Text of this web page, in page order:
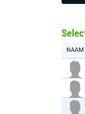
NAAM